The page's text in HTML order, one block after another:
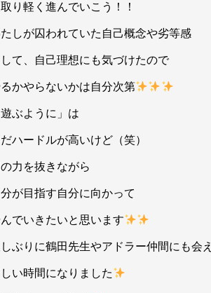
り軽く進んでいこう！！
しが囚われていた自己概念や劣等感
て、自己理想にも気づけたので
かやらないかは自分次第
遊ぶように」は
だハードルが高いけど（笑）
力を抜きながら
が目指す自分に向かって
でいきたいと思います
ぶりに鶴田先生やアドラー仲間にも会
い時間になりました